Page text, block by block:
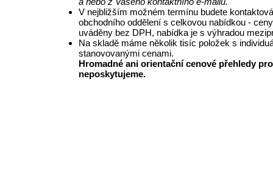
V nejbližším možném termínu budete
obchodního oddělení s celkovou nabídkou -
uváděny bez DPH, nabídka je s výhradou
Na skladě máme několik tisíc položek s
stanovovanými cenami.
Hromadné ani orientační cenové přehledy
neposkytujeme.